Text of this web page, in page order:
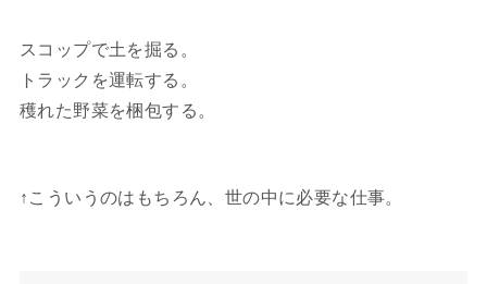
スコップで土を掘る。
トラックを運転する。
穫れた野菜を梱包する。
↑こういうのはもちろん、世の中に必要な仕事。